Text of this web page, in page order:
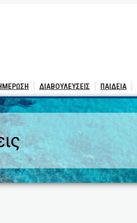
ΔΙΑΒΟΥΛΕΥΣΕΙΣ ΠΑΙΔΕΙΑ